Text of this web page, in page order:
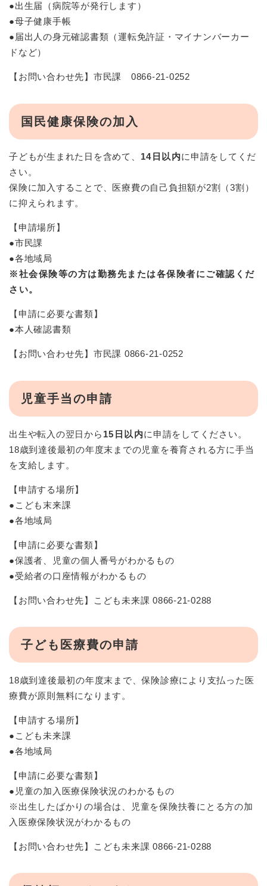
●出生届（病院等が発行します）
●母子健康手帳
●届出人の身元確認書類（運転免許証・マイナンバーカー
ドなど）
【お問い合わせ先】市民課 0866-21-0252
国民健康保険の加入
子どもが生まれた日を含めて、 14日以内に申請をしてくだ
さい。
保険に加入することで、医療費の自己負担額が2割（3割）
に抑えられます。
【申請場所】
●市民課
●各地域局
※社会保険等の方は勤務先または各保険者にご確認くだ
さい。
【申請に必要な書類】
●本人確認書類
【お問い合わせ先】市民課 0866-21-0252
児童手当の申請
出生や転入の翌日から 15日以内に申請をしてください。
18歳到達後最初の年度末までの児童を養育される方に手当
を支給します。
【申請する場所】
●こども末来課
●各地域局
【申請に必要な書類】
●保護者、児童の個人番号がわかるもの
●受給者の口座情報がわかるもの
【お問い合わせ先】こども未来課 0866-21-0288
子ども医療費の申請
18歳到達後最初の年度末まで、保険診療により支払った医
療費が原則無料になります。
【申請する場所】
●こども未来課
●各地域局
【申請に必要な書類】
●児童の加入医療保険状況のわかるもの
※出生したばかりの場合は、児童を保険扶養にとる方の加
入医療保険状況がわかるもの
【お問い合わせ先】こども未来課 0866-21-0288